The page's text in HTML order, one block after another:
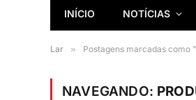
INÍCIO NOTÍCIAS
Lar » Postagens marcadas como
NAVEGANDO: